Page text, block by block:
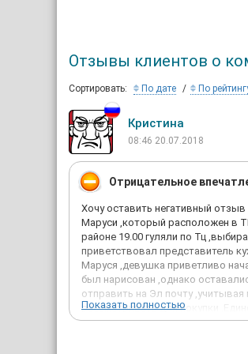
Отзывы клиентов о
Сортировать: По дате По
Кристина
08:46 20.07.2018
Отрицательное
Хочу оставить негативный
Маруси ,который расположен в
районе 19.00 гуляли по Тц
приветствовал представитель
Маруся ,девушка приветливо
был нарисован ,однако
отправить на Эл почту
рассматривать для покупки
,девушки насчитали 185 т.р.В
вечером мы с супругом сами
Показать полностью